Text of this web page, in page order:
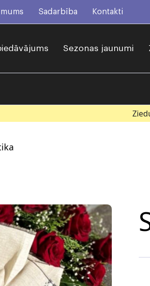
mums Sadarbība Kontakti
Sezonas jaunumi